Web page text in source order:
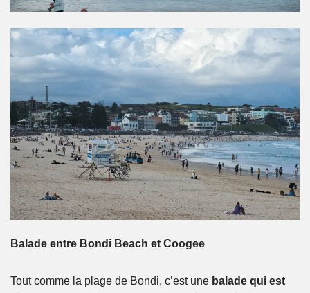
Balade entre Bondi Beach et Coogee
Tout comme la plage de Bondi, c’est une balade qui est